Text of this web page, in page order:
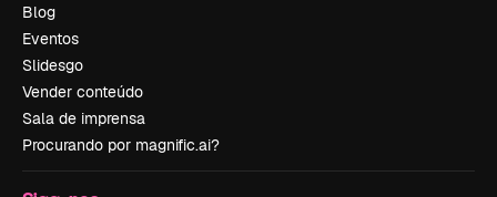
Blog
Eventos
Slidesgo
Vender conteúdo
Sala de imprensa
Procurando por magnific.ai?